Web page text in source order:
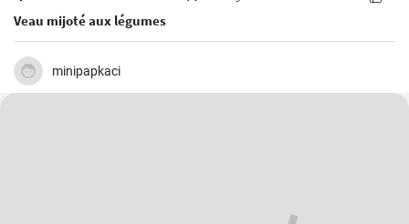
Veau mijoté aux légumes
minipapkaci